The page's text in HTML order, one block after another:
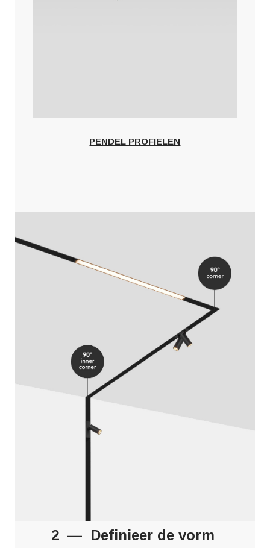
PENDEL PROFIELEN
2 — Definieer de vorm